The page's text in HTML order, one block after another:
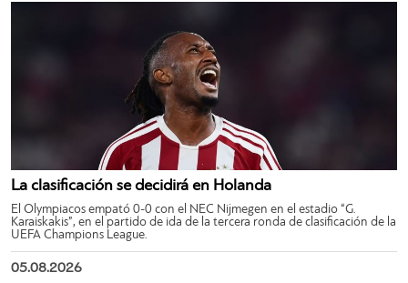
La clasificación se decidirá en Holanda
El Olympiacos empató 0-0 con el NEC Nijmegen en el estadio “G.
Karaiskakis”, en el partido de ida de la tercera ronda de clasificación de la
UEFA Champions League.
05.08.2026